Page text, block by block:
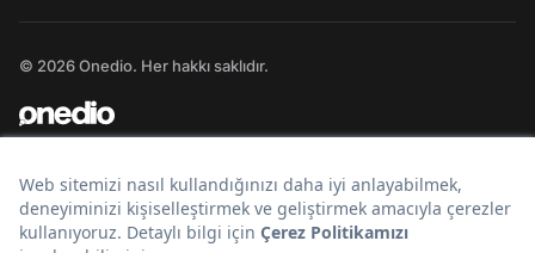
© 2026 Onedio. Her hakkı saklıdır.
Bir markasıdır.